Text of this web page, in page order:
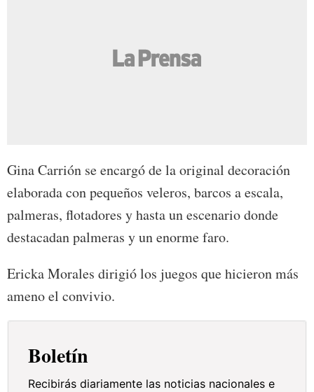
Gina Carrión se encargó de la original decoración
elaborada con pequeños veleros, barcos a escala,
palmeras, flotadores y hasta un escenario donde
destacadan palmeras y un enorme faro.
Ericka Morales dirigió los juegos que hicieron más
ameno el convivio.
Boletín
Recibirás diariamente las noticias nacionales e